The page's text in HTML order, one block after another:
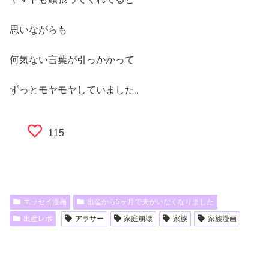
思いながらも
何気ない言葉が引っかかって
ずっとモヤモヤしていました。
115
エッセイ漫画
出産から5ヶ月で夫がいなくなりました
出産レポ
アラサー 家庭崩壊 家族 家族漫画